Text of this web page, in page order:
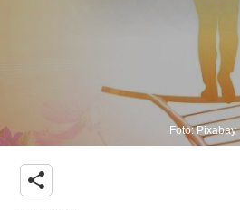
Foto: Pixabay
share